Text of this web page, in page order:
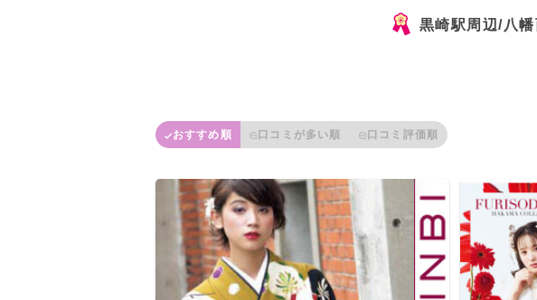
黒崎駅周辺/八
おすすめ順 口コミが多い順 口コミ評価順